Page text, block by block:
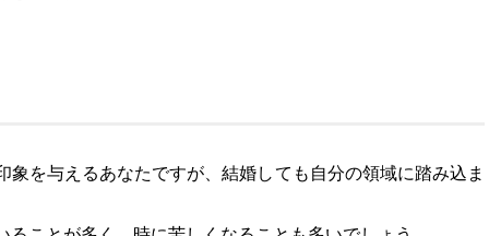
を与えるあなたですが、結婚しても自分の領域に踏み込ま